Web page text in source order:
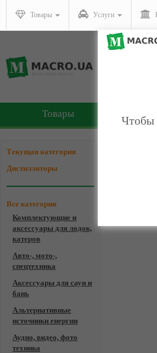
Товары Услуги
Товары
Текущая категория
Дистилляторы
Все категории
Комплектующие и
аксессуары для лодок,
катеров
Авто-, мото-,
спецтехника
Аксессуары для саун и
бань
Альтернативные
источники енергии
Аудио, видео, фото
техника
Чтобы